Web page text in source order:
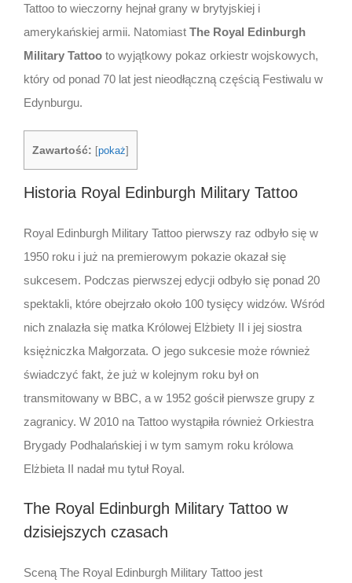
Tattoo to wieczorny hejnał grany w brytyjskiej i
amerykańskiej armii. Natomiast The Royal Edinburgh
Military Tattooto wyjątkowy pokaz orkiestr wojskowych,
który od ponad 70 lat jest nieodłączną częścią Festiwalu w
Edynburgu.
Zawartość: [pokaż]
Historia Royal Edinburgh Military Tattoo
Royal Edinburgh Military Tattoo pierwszy raz odbyło się w
1950 roku i już na premierowym pokazie okazał się
sukcesem. Podczas pierwszej edycji odbyło się ponad 20
spektakli, które obejrzało około 100 tysięcy widzów. Wśród
nich znalazła się matka Królowej Elżbiety II i jej siostra
księżniczka Małgorzata. O jego sukcesie może również
świadczyć fakt, że już w kolejnym roku był on
transmitowany w BBC, a w 1952 gościł pierwsze grupy z
zagranicy. W 2010 na Tattoo wystąpiła również Orkiestra
Brygady Podhalańskiej i w tym samym roku królowa
Elżbieta II nadał mu tytuł Royal.
The Royal Edinburgh Military Tattoo w
dzisiejszych czasach
Sceną The Royal Edinburgh Military Tattoo jest